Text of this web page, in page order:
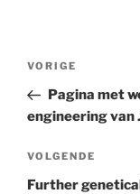
Bericht
Vorig
bericht
VORIGE
Pagina met
engineering van
Volgend
bericht
VOLGENDE
Further